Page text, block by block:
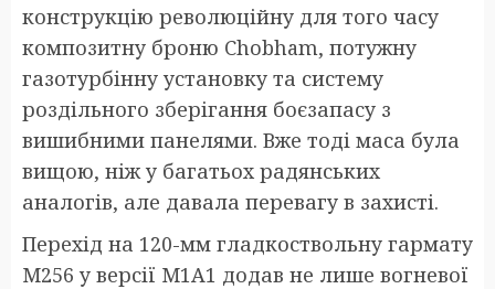
конструкцію революційну для того часу
композитну броню Chobham, потужну
газотурбінну установку та систему
роздільного зберігання боєзапасу з
вишибними панелями. Вже тоді маса була
вищою, ніж у багатьох радянських
аналогів, але давала перевагу в захисті.
Перехід на 120-мм гладкоствольну гармату
M256 у версії M1A1 додав не лише вогневої